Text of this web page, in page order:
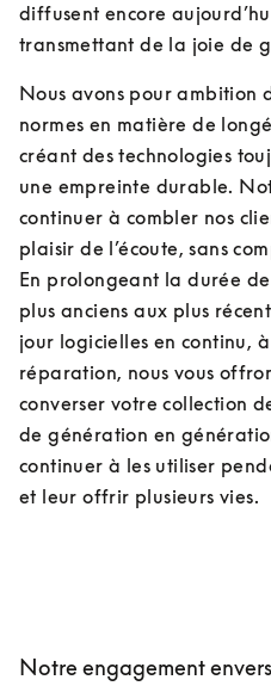
diffusent encore
transmettant de la joie de
Nous avons pour ambition
normes en matière de
créant des technologies
une empreinte durable.
continuer à combler nos
plaisir de l’écoute, sans
En prolongeant la durée
plus anciens aux plus
jour logicielles en continu,
réparation, nous vous
converser votre collection
de génération en
continuer à les utiliser
et leur offrir plusieurs vies.
Notre engagement